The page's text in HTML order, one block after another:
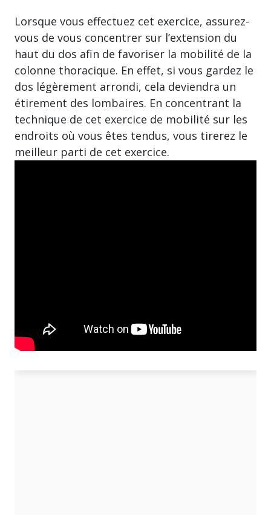
Lorsque vous effectuez cet exercice, assurez-
vous de vous concentrer sur l’extension du
haut du dos afin de favoriser la mobilité de la
colonne thoracique. En effet, si vous gardez le
dos légèrement arrondi, cela deviendra un
étirement des lombaires. En concentrant la
technique de cet exercice de mobilité sur les
endroits où vous êtes tendus, vous tirerez le
meilleur parti de cet exercice.